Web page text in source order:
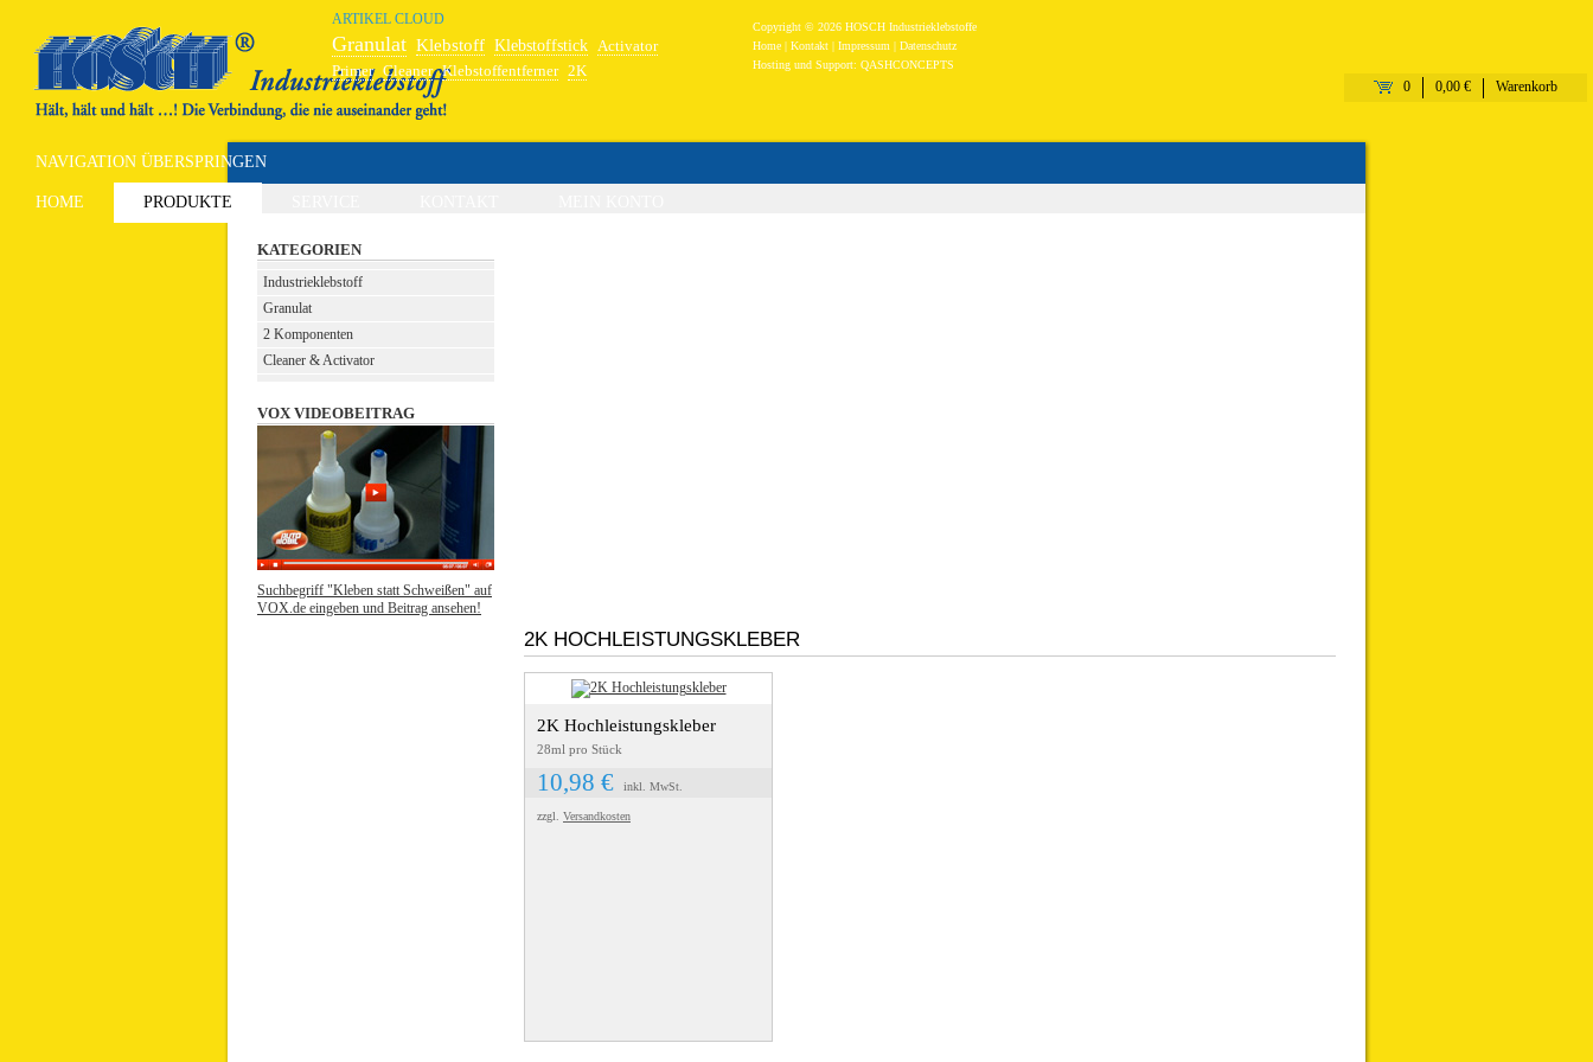
0 0,00 € Warenkorb
NAVIGATION ÜBERSPRINGEN
HOME PRODUKTE
KATEGORIEN
Industrieklebstoff
Granulat
2 Komponenten
Cleaner & Activator
VOX VIDEOBEITRAG
Suchbegriff "Kleben statt Schweißen" auf
VOX.de eingeben und Beitrag ansehen!
2K HOCHLEISTUNGSKLEBER
2K Hochleistungskleber
28ml pro Stück
10,98 € inkl. MwSt.
zzgl. Versandkosten
ARTIKEL CLOUD
Granulat Klebstoff Klebstoffstick Activator
Primer Cleaner Klebstoffentferner 2K
Hochleistungskleber
Copyright © 2026 HOSCH Industrieklebstoffe
Home | Kontakt | Impressum | Datenschutz
Hosting und Support: QASHCONCEPTS